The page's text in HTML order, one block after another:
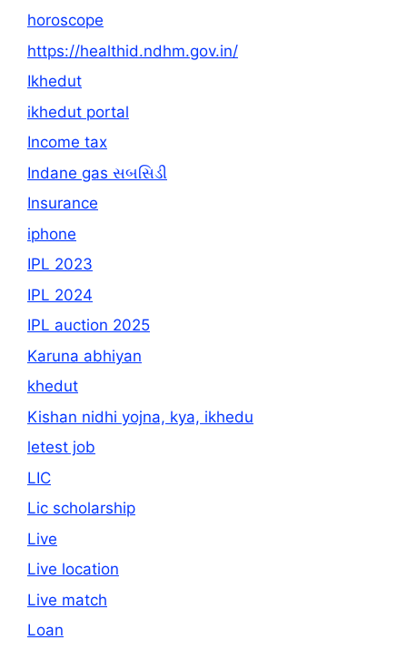
horoscope
https://healthid.ndhm.gov.in/
Ikhedut
ikhedut portal
Income tax
Indane gas સબસિડી
Insurance
iphone
IPL 2023
IPL 2024
IPL auction 2025
Karuna abhiyan
khedut
Kishan nidhi yojna, kya, ikhedu
letest job
LIC
Lic scholarship
Live
Live location
Live match
Loan